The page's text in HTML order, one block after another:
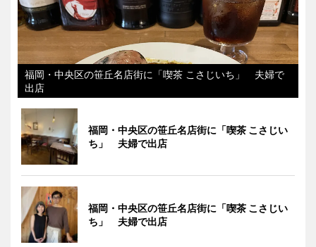
福岡・中央区の笹丘名店街に「喫茶 こさじいち」 夫婦で
出店
福岡・中央区の笹丘名店街に「喫茶 こさじい
ち」 夫婦で出店
福岡・中央区の笹丘名店街に「喫茶 こさじい
ち」 夫婦で出店